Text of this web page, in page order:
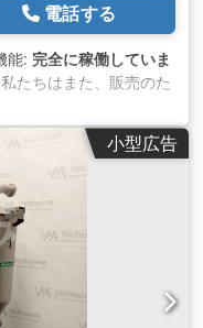
電話する
能: 完全に稼働していま
たちはまた、販売のた
っている Dedpfx Afou
小型広告